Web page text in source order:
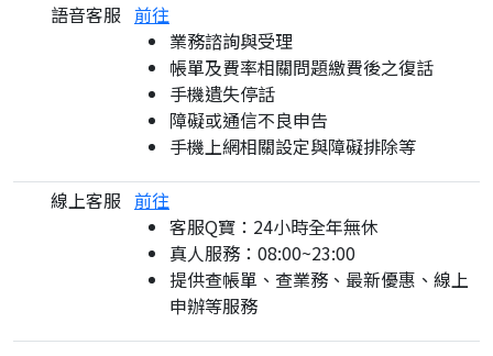
語音客服 前往
業務諮詢與受理
帳單及費率相關問題繳費後之復話
手機遺失停話
障礙或通信不良申告
手機上網相關設定與障礙排除等
線上客服 前往
客服Q寶：24小時全年無休
真人服務：08:00~23:00
提供查帳單、查業務、最新優惠、線上
申辦等服務